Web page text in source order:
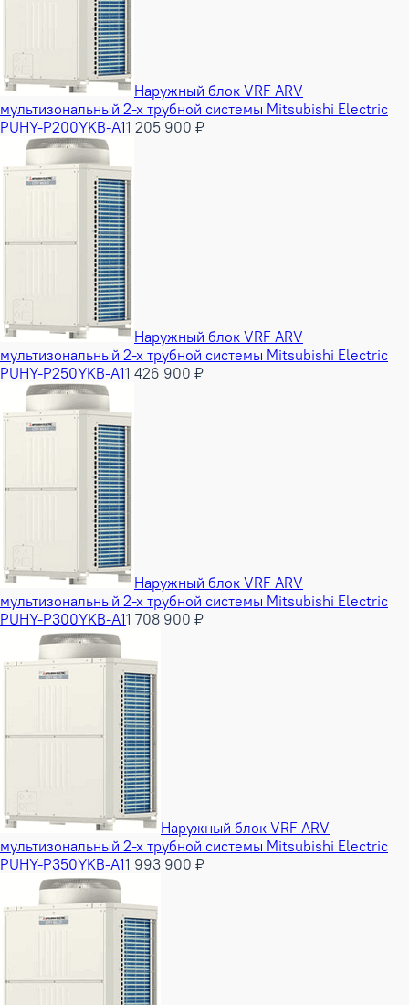
Наружный блок VRF ARV
мультизональный 2-х трубной системы Mitsubishi Electric
PUHY-P200YKB-A11 205 900 ₽
Наружный блок VRF ARV
мультизональный 2-х трубной системы Mitsubishi Electric
PUHY-P250YKB-A11 426 900 ₽
Наружный блок VRF ARV
мультизональный 2-х трубной системы Mitsubishi Electric
PUHY-P300YKB-A11 708 900 ₽
Наружный блок VRF ARV
мультизональный 2-х трубной системы Mitsubishi Electric
PUHY-P350YKB-A11 993 900 ₽